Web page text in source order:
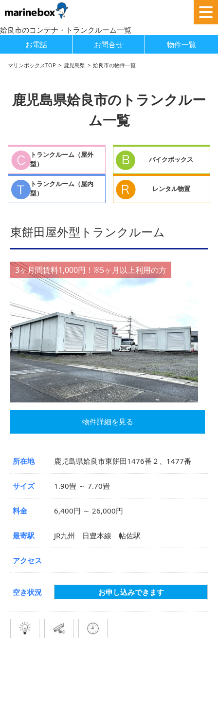
姶良市のコンテナ・トランクルーム一覧
お電話
お問合せ 物件一覧
マリンボックスTOP 鹿児島県 姶良市の物件一覧
鹿児島県姶良市のトランクルー
ム一覧
トランクルーム（屋外
型）
トランクルーム（屋内
型）
バイクボックス
レンタル物置
東餅田屋外型トランクルーム
3ヶ月間賃料1,000円！※5ヶ月以上利用の方
物件詳細を見る
所在地 鹿児島県姶良市東餅田1476番２、1477番
サイズ 1.90畳 ～ 7.70畳
料金 6,400円 ～ 26,000円
最寄駅 JR九州 日豊本線 帖佐駅
アクセス
空き状況 お申し込みできます